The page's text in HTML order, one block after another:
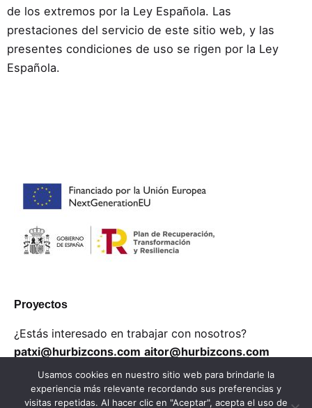
de los extremos por la Ley Española. Las
prestaciones del servicio de este sitio web, y las
presentes condiciones de uso se rigen por la Ley
Española.
Proyectos
¿Estás interesado en trabajar con nosotros?
patxi@hurbizcons.com aitor@hurbizcons.com
Profesionales
Usamos cookies en nuestro sitio web para brindarle la
experiencia más relevante recordando sus preferencias y
visitas repetidas. Al hacer clic en "Aceptar", acepta el uso de